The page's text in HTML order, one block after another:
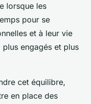
lorsque les
pour se
et à leur vie
engagés et plus
cet équilibre,
en place des